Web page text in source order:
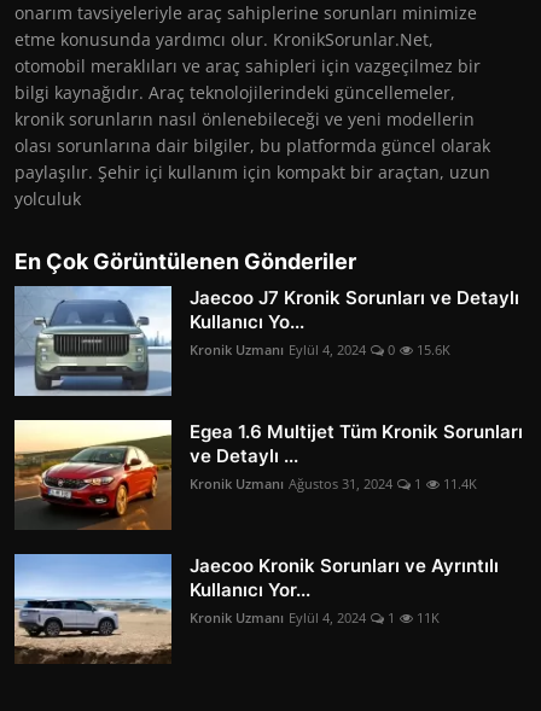
onarım tavsiyeleriyle araç sahiplerine sorunları minimize
etme konusunda yardımcı olur. KronikSorunlar.Net,
otomobil meraklıları ve araç sahipleri için vazgeçilmez bir
bilgi kaynağıdır. Araç teknolojilerindeki güncellemeler,
kronik sorunların nasıl önlenebileceği ve yeni modellerin
olası sorunlarına dair bilgiler, bu platformda güncel olarak
paylaşılır. Şehir içi kullanım için kompakt bir araçtan, uzun
yolculuk
En Çok Görüntülenen Gönderiler
Jaecoo J7 Kronik Sorunları ve Detaylı
Kullanıcı Yo...
Kronik Uzmanı Eylül 4, 2024 0 15.6K
Egea 1.6 Multijet Tüm Kronik Sorunları
ve Detaylı ...
Kronik Uzmanı Ağustos 31, 2024 1 11.4K
Jaecoo Kronik Sorunları ve Ayrıntılı
Kullanıcı Yor...
Kronik Uzmanı Eylül 4, 2024 1 11K